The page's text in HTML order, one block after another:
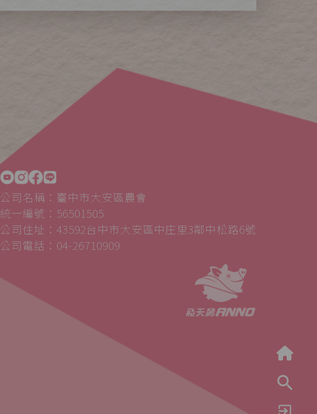
公司名稱：臺中市大安區農會
統一編號：56501505
公司住址：43592台中市大安區中庄里3鄰中松路6號
公司電話：04-26710909